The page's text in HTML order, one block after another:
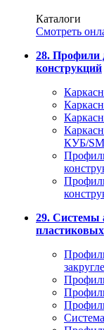
Каталоги
Смотреть
28. Профили
конструкций
КУБ/
29. Системы